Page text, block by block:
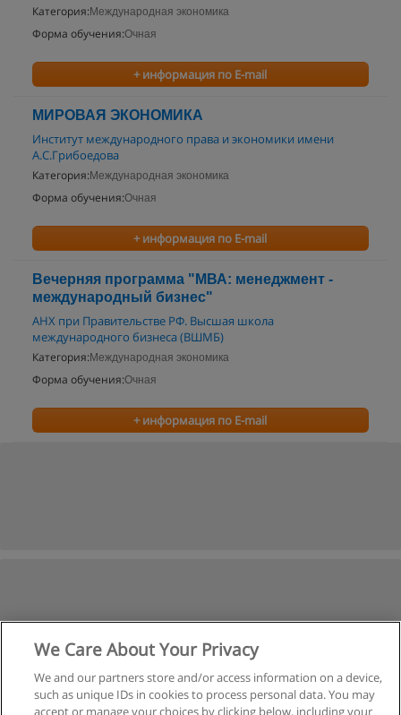
Категория: Международная экономика
Форма обучения:Очная
+ информация по E-mail
МИРОВАЯ ЭКОНОМИКА
Институт международного права и экономики имени
А.С.Грибоедова
Категория: Международная экономика
Форма обучения:Очная
+ информация по E-mail
Вечерняя программа "МВА: менеджмент -
международный бизнес"
АНХ при Правительстве РФ. Высшая школа
международного бизнеса (ВШМБ)
Категория: Международная экономика
Форма обучения:Очная
+ информация по E-mail
We Care About Your Privacy
We and our partners store and/or access information on a device,
such as unique IDs in cookies to process personal data. You may
accept or manage your choices by clicking below, including your